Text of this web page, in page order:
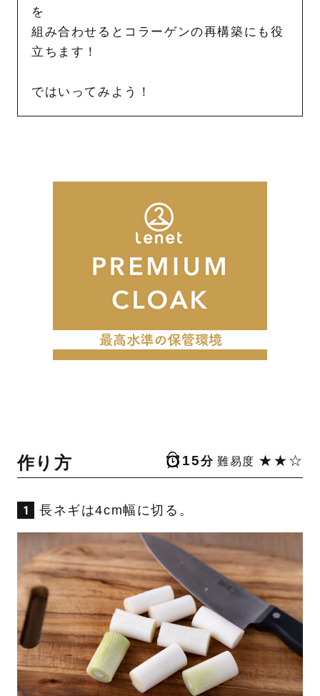
を
組み合わせるとコラーゲンの再構築にも役
立ちます！
ではいってみよう！
作り方 15分 難易度 ★★☆
長ネギは4cm幅に切る。